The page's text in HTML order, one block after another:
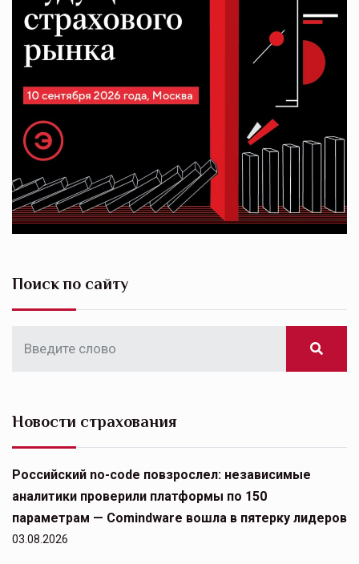
Поиск по сайту
Новости страхования
Российский no-code повзрослел: независимые
аналитики проверили платформы по 150
параметрам — Comindware вошла в пятерку лидеров
03.08.2026